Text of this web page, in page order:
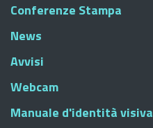
Conferenze Stampa
News
Avvisi
Webcam
Manuale d'identità visiva